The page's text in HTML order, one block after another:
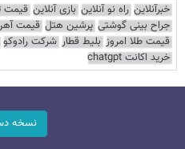
خبرآنلاین راه نو آنلاین بازی آنلاین قیمت
جراح بینی گوشتی پرشین هتل قیمت آهن
قیمت طلا امروز بلیط قطار شرکت رادوکو
خرید اکانت chatgpt
نسخه